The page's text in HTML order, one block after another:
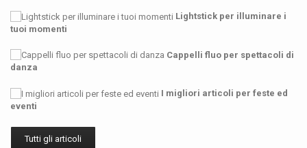
Lightstick per illuminare i
tuoi momenti
Cappelli fluo per spettacoli di
danza
I migliori articoli per feste ed
eventi
Tutti gli articoli